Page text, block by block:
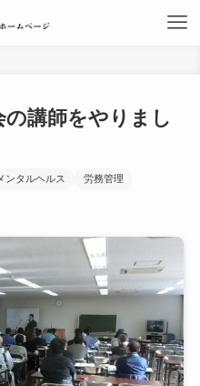
の講師をやりまし
ンタルヘルス 労務管理